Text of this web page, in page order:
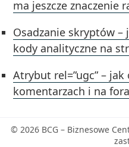
ma jeszcze znaczenie
Osadzanie skryptów
kody analityczne na
Atrybut rel=”ugc” –
komentarzach i na
© 2026 BCG – Biznesowe